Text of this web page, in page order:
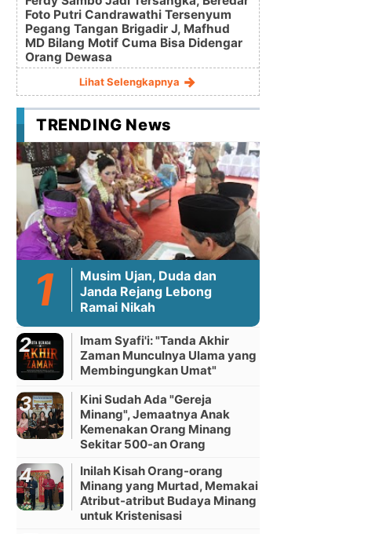
Foto Putri Candrawathi Tersenyum
Pegang Tangan Brigadir J, Mafhud
MD Bilang Motif Cuma Bisa Didengar
Orang Dewasa
Lihat Selengkapnya
TRENDING News
Musim Ujan, Duda dan
Janda Rejang Lebong
Ramai Nikah
Imam Syafi'i: "Tanda Akhir
Zaman Munculnya Ulama yang
Membingungkan Umat"
Kini Sudah Ada "Gereja
Minang", Jemaatnya Anak
Kemenakan Orang Minang
Sekitar 500-an Orang
Inilah Kisah Orang-orang
Minang yang Murtad, Memakai
Atribut-atribut Budaya Minang
untuk Kristenisasi